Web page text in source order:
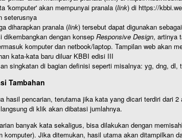
'komputer' akan mempunyai pranala (link) di https://
seterusnya
diharapkan pranala (link) tersebut dapat digunakan
dikembangkan dengan konsep Responsive Design, artinya
komputer dan netbook/laptop. Tampilan web akan
kata-kata baru diluar KBBI edisi III
singkatan di bagian definisi seperti misalnya: yg, dng,
Tambahan
hasil pencarian, terutama jika kata yang dicari terdiri dari
di klik akan dibatasi jumlahnya.
banyak kata sekaligus, bisa dilakukan dengan
komputer). Jika ditemukan, hasil utama akan ditampilkan